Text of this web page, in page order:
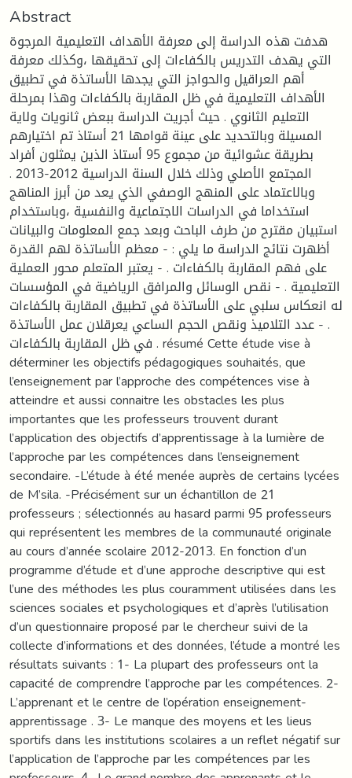
Abstract
هدفت هذه الدراسة إلى معرفة الأهداف التعليمية المرجوة
التي يهدف التدريس بالكفاءات إلى تحقيقها ،وكذلك معرفة
أهم العراقيل والحواجز التي يجدها الأساتذة في تطبيق
الأهداف التعليمية في ظل المقاربة بالكفاءات وهذا بمرحلة
التعليم الثانوي . حيث أجريت الدراسة ببعض ثانويات ولاية
المسيلة وبالتحديد على عينة قوامها 21 أستاذ تم اختيارهم
بطريقة عشوائية من مجموع 95 أستاذ الذين يمثلون أفراد
المجتمع الأصلي وذلك خلال السنة الدراسية 2012-2013 .
وبالاعتماد على المنهج الوصفي الذي يعد من أبرز المناهج
استخداما في الدراسات الاجتماعية والنفسية ،وباستخدام
استبيان مقترح من طرف الباحث وبعد جمع المعلومات والبيانات
أظهرت نتائج الدراسة ما يلي : - معظم الأساتذة لهم القدرة
على فهم المقاربة بالكفاءات . - يعتبر المتعلم محور العملية
التعليمية . - نقص الوسائل والمرافق الرياضية في المؤسسات
له انعكاس سلبي على الأساتذة في تطبيق المقاربة بالكفاءات
. - عدد التلاميذ ونقص الحجم الساعي يعرقلان عمل الأساتذة
في ظل المقاربة بالكفاءات . résumé Cette étude vise à
déterminer les objectifs pédagogiques souhaités, que
l’enseignement par l’approche des compétences vise à
atteindre et aussi connaitre les obstacles les plus
importantes que les professeurs trouvent durant
l’application des objectifs d’apprentissage à la lumière de
l’approche par les compétences dans l’enseignement
secondaire. -L’étude à été menée auprès de certains lycées
de M’sila. -Précisément sur un échantillon de 21
professeurs ; sélectionnés au hasard parmi 95 professeurs
qui représentent les membres de la communauté originale
au cours d’année scolaire 2012-2013. En fonction d’un
programme d’étude et d’une approche descriptive qui est
l’une des méthodes les plus couramment utilisées dans les
sciences sociales et psychologiques et d’après l’utilisation
d’un questionnaire proposé par le chercheur suivi de la
collecte d’informations et des données, l’étude a montré les
résultats suivants : 1- La plupart des professeurs ont la
capacité de comprendre l’approche par les compétences. 2-
L’apprenant et le centre de l’opération enseignement-
apprentissage . 3- Le manque des moyens et les lieus
sportifs dans les institutions scolaires a un reflet négatif sur
l’application de l’approche par les compétences par les